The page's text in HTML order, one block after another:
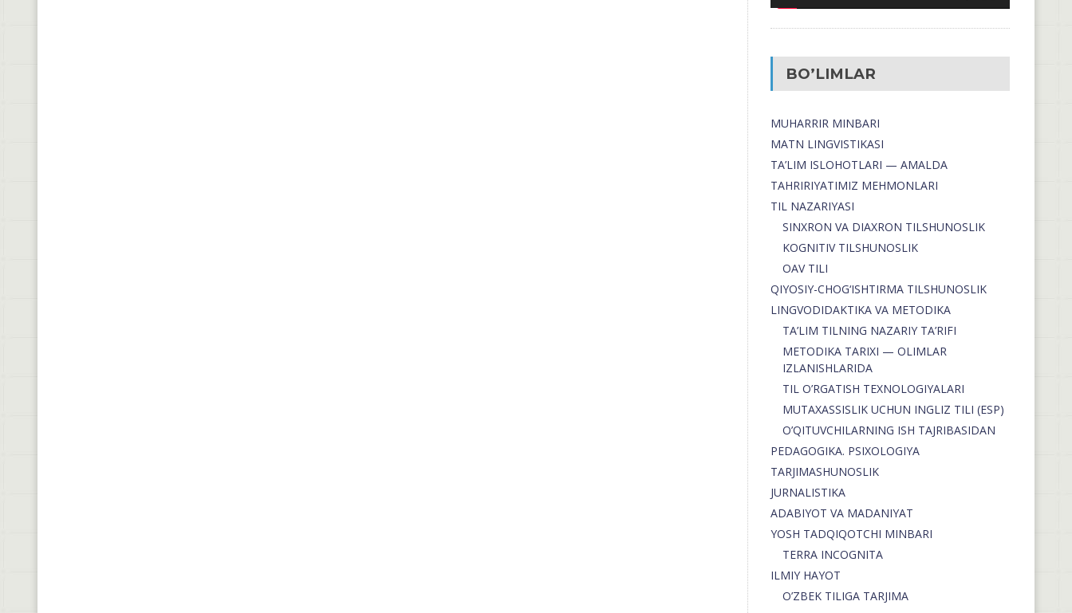
BO’LIMLAR
MUHARRIR MINBARI
MATN LINGVISTIKASI
TA’LIM ISLOHOTLARI — AMALDA
TAHRIRIYATIMIZ MEHMONLARI
TIL NAZARIYASI
SINXRON VA DIAXRON TILSHUNOSLIK
KOGNITIV TILSHUNOSLIK
OAV TILI
QIYOSIY-CHOG‘ISHTIRMA TILSHUNOSLIK
LINGVODIDAKTIKA VA METODIKA
TA’LIM TILNING NAZARIY TA’RIFI
METODIKA TARIXI — OLIMLAR
IZLANISHLARIDA
TIL O’RGATISH TEXNOLOGIYALARI
MUTAXASSISLIK UCHUN INGLIZ TILI (ESP)
O’QITUVCHILARNING ISH TAJRIBASIDAN
PEDAGOGIKA. PSIXOLOGIYA
TARJIMASHUNOSLIK
JURNALISTIKA
ADABIYOT VA MADANIYAT
YOSH TADQIQOTCHI MINBARI
TERRA INCOGNITA
ILMIY HAYOT
O’ZBEK TILIGA TARJIMA